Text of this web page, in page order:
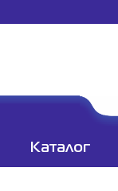
Каталог